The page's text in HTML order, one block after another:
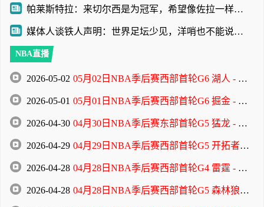
帕莱斯特拉：来切尔西是为冠军，希望像佐拉一样成为蓝军传奇
媒体人谈铁人声明：世界足坛少见，洋哨也不能说判罚就没问题
NBA直播
2026-05-02 05月02日NBA季后赛西部首轮G6 湖人 - 火箭 全场录像
2026-05-01 05月01日NBA季后赛西部首轮G6 掘金 - 森林狼 全场录像
2026-04-30 04月30日NBA季后赛东部首轮G5 猛龙 - 骑士 全场录像
2026-04-29 04月29日NBA季后赛西部首轮G5 开拓者 - 马刺 全场录像
2026-04-28 04月28日NBA季后赛西部首轮G4 雷霆 - 太阳 全场录像
2026-04-28 04月28日NBA季后赛西部首轮G5 森林狼 - 掘金 全场录像